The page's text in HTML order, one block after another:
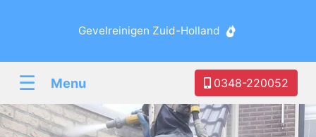
Gevelreinigen Zuid-Holland
☰ Menu 0348-220052